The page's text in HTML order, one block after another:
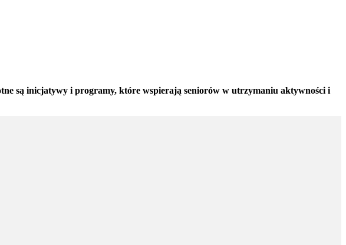
są inicjatywy i programy, które wspierają seniorów w utrzymaniu aktywności i